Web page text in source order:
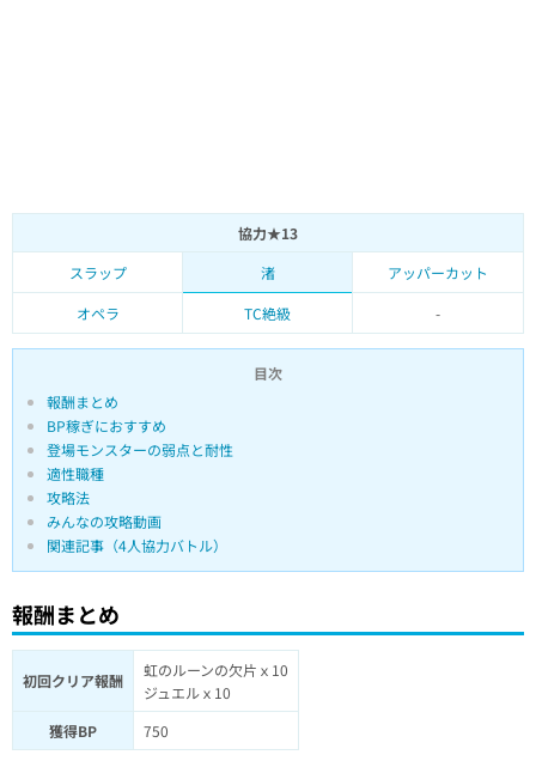
協力★13
スラップ
渚
アッパーカット
オペラ
TC絶級 -
目次
報酬まとめ
BP稼ぎにおすすめ
登場モンスターの弱点と耐性
適性職種
攻略法
みんなの攻略動画
関連記事（4人協力バトル）
報酬まとめ
初回クリア報酬
虹のルーンの欠片ｘ10
ジュエルｘ10
獲得BP
750